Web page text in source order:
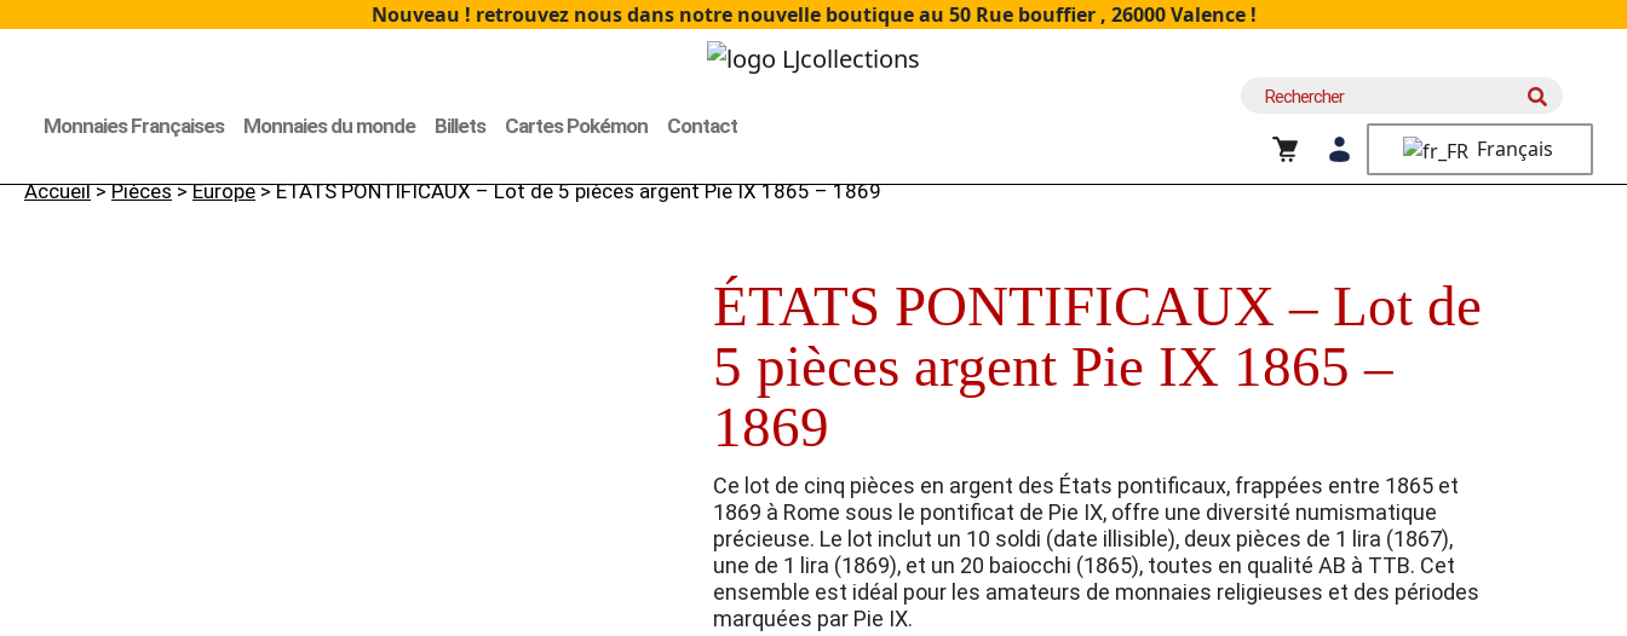
Nouveau ! retrouvez nous dans notre nouvelle boutique au 50 Rue bouffier , 26000 Valence !
Monnaies Françaises Monnaies du monde Billets Cartes Pokémon Contact
Recherche
Français
Accueil>Pièces>Europe> ÉTATS PONTIFICAUX – Lot de 5 pièces argent Pie IX 1865 – 1869
ÉTATS PONTIFICAUX – Lot de
5 pièces argent Pie IX 1865 –
1869
Ce lot de cinq pièces en argent des États pontificaux, frappées entre 1865 et
1869 à Rome sous le pontificat de Pie IX, offre une diversité numismatique
précieuse. Le lot inclut un 10 soldi (date illisible), deux pièces de 1 lira (1867),
une de 1 lira (1869), et un 20 baiocchi (1865), toutes en qualité AB à TTB. Cet
ensemble est idéal pour les amateurs de monnaies religieuses et des périodes
marquées par Pie IX.